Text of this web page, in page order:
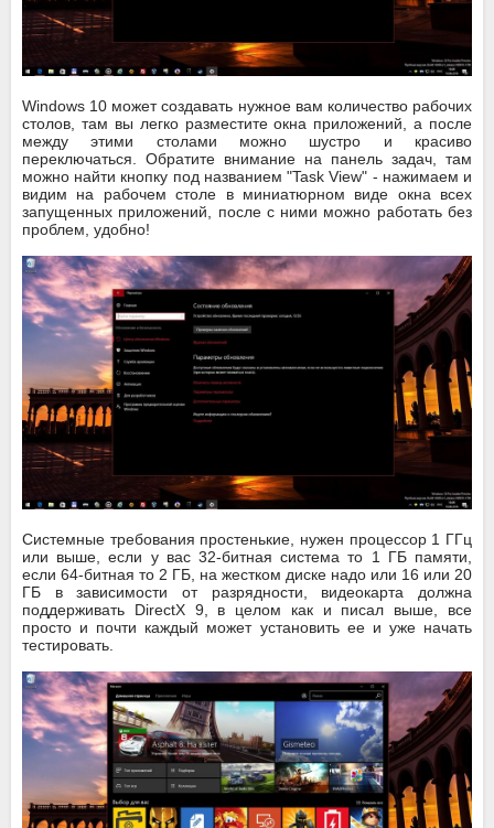
Windows 10 может создавать нужное вам количество рабочих
столов, там вы легко разместите окна приложений, а после
между этими столами можно шустро и красиво
переключаться. Обратите внимание на панель задач, там
можно найти кнопку под названием "Task View" - нажимаем и
видим на рабочем столе в миниатюрном виде окна всех
запущенных приложений, после с ними можно работать без
проблем, удобно!
Системные требования простенькие, нужен процессор 1 ГГц
или выше, если у вас 32-битная система то 1 ГБ памяти,
если 64-битная то 2 ГБ, на жестком диске надо или 16 или 20
ГБ в зависимости от разрядности, видеокарта должна
поддерживать DirectX 9, в целом как и писал выше, все
просто и почти каждый может установить ее и уже начать
тестировать.